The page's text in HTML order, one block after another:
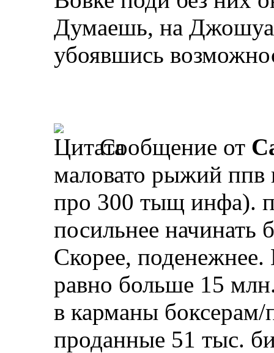
Думаешь, на Джошуа
убоявшись
Сообщение от
маловато рыжий ппв
про 300 тыщ инфа).
посильнее начинать
Скорее,
равно больше 15
в карманы
проданные 51 тыс.